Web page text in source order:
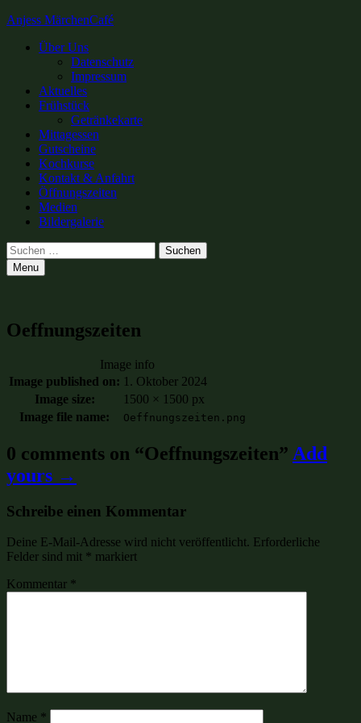
Anjess MärchenCafé
Primary
Über Uns
Datenschutz
Impressum
Aktuelles
Frühstück
Getränkekarte
Mittagessen
Gutscheine
Kochkurse
Kontakt & Anfahrt
Öffnungszeiten
Medien
Bildergalerie
Search
Suchen
nach:
Menu
Oeffnungszeiten
Image info
Image published on: 1. Oktober 2024
Image size:
1500 × 1500 px
Image file name:
Oeffnungszeiten.png
0 comments on “Oeffnungszeiten” Add
yours →
Schreibe einen Kommentar
Deine E-Mail-Adresse wird nicht veröffentlicht. Erforderliche
Felder sind mit * markiert
Kommentar *
Name *